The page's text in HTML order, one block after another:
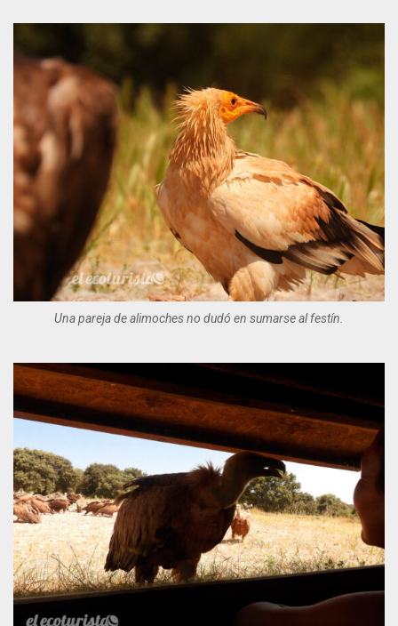
Una pareja de alimoches no dudó en sumarse al festín.